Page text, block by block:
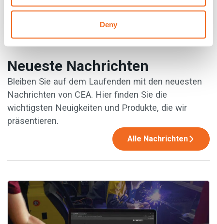
Deny
Neueste Nachrichten
Bleiben Sie auf dem Laufenden mit den neuesten
Nachrichten von CEA. Hier finden Sie die
wichtigsten Neuigkeiten und Produkte, die wir
präsentieren.
Alle Nachrichten